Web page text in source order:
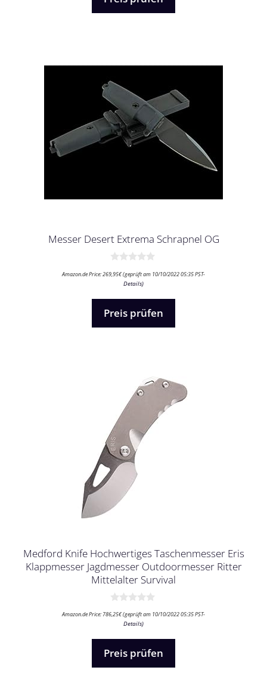
Messer Desert Extrema Schrapnel OG
v
Amazon.de Price:269,95€(geprüft am 10/10/2022 05:35 PST-
Details)
Preis prüfen
Medford Knife Hochwertiges Taschenmesser Eris
Klappmesser Jagdmesser Outdoormesser Ritter
Mittelalter Survival
v
Amazon.de Price: 786,25€(geprüft am 10/10/2022 05:35 PST-
Details)
Preis prüfen